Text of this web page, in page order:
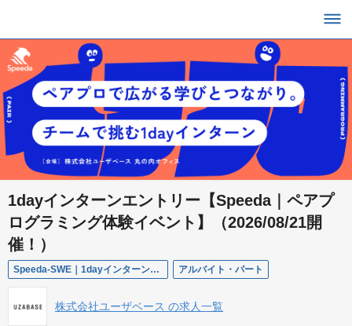
1dayインターンエントリー【Speeda｜ペアプ
ログラミング体験イベント】（2026/08/21開
催！）
Speeda-SWE｜1dayインターンイベント アルバイト・パート
株式会社ユーザベース の求人一覧